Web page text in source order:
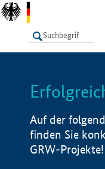
LISTE
Auf der
finden Sie
GRW-Projekte!